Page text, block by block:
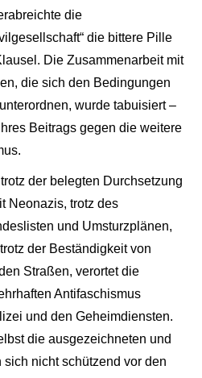
die
die bittere Pille
Die Zusammenarbeit mit
die sich den Bedingungen
wurde tabuisiert –
Beitrags gegen die weitere
der belegten Durchsetzung
Neonazis, trotz des
und Umsturzplänen,
der Beständigkeit von
Straßen, verortet die
Antifaschismus
und den Geheimdiensten.
die ausgezeichneten und
nicht schützend vor den